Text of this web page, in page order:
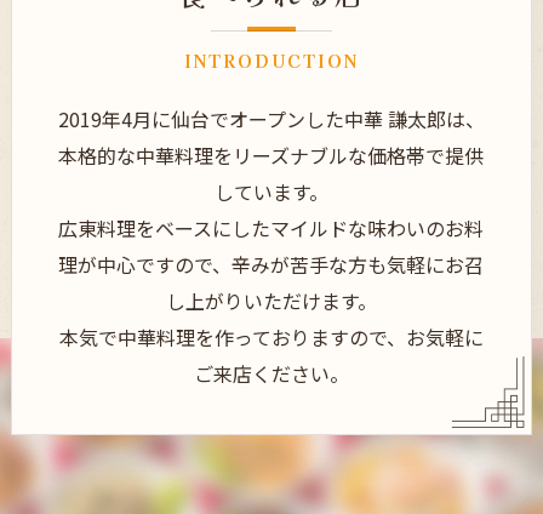
INTRODUCTION
2019年4月に仙台でオープンした中華 謙太郎は、
本格的な中華料理をリーズナブルな価格帯で提供
しています。
広東料理をベースにしたマイルドな味わいのお料
理が中心ですので、辛みが苦手な方も気軽にお召
し上がりいただけます。
本気で中華料理を作っておりますので、お気軽に
ご来店ください。